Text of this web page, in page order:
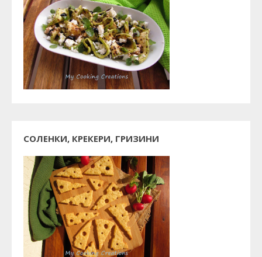
СОЛЕНКИ, КРЕКЕРИ, ГРИЗИНИ